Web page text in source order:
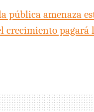
pública amenaza
crecimiento pagará